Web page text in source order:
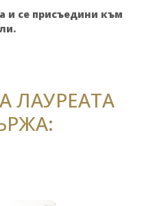
и се присъедини към
ЛАУРЕАТА